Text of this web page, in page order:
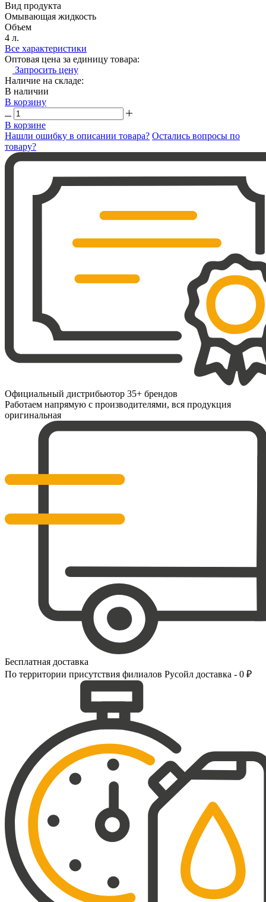
Вид продукта
Омывающая жидкость
Объем
4 л.
Все характеристики
Оптовая цена за единицу товара:
Запросить цену
Наличие на складе:
В наличии
В корзину
В корзине
Нашли ошибку в описании товара? Остались вопросы по
товару?
Официальный дистрибьютор 35+ брендов
Работаем напрямую с производителями, вся продукция
оригинальная
Бесплатная доставка
По территории присутствия филиалов Русойл доставка - 0 ₽